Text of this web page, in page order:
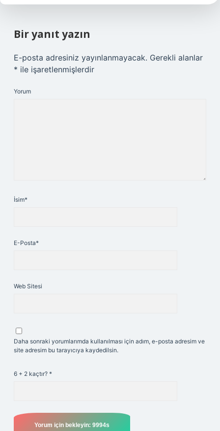
Bir yanıt yazın
E-posta adresiniz yayınlanmayacak. Gerekli alanlar
* ile işaretlenmişlerdir
Yorum
İsim*
E-Posta*
Web Sitesi
Daha sonraki yorumlarımda kullanılması için adım, e-posta adresim ve
site adresim bu tarayıcıya kaydedilsin.
6 + 2 kaçtır? *